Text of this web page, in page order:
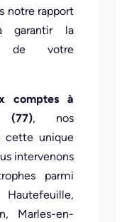
notre rapport
garantir la
de votre
comptes à
(77), nos
cette unique
intervenons
parmi
Marles-en-